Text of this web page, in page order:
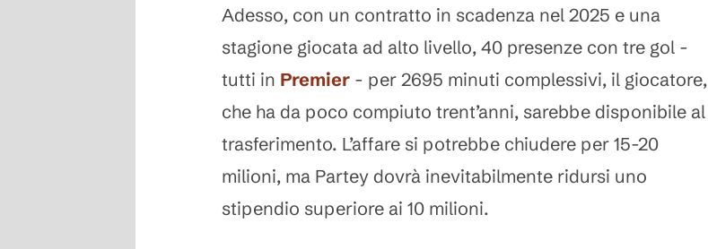
Adesso, con un contratto in scadenza nel 2025 e una
stagione giocata ad alto livello, 40 presenze con tre gol -
tutti in Premier - per 2695 minuti complessivi, il giocatore,
che ha da poco compiuto trent’anni, sarebbe disponibile al
trasferimento. L’affare si potrebbe chiudere per 15-20
milioni, ma Partey dovrà inevitabilmente ridursi uno
stipendio superiore ai 10 milioni.